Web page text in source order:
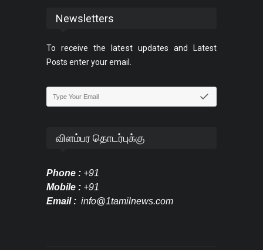
Newsletters
To receive the latest updates and Latest
Posts enter your email.
விளம்பர தொடர்புக்கு
Phone : +91
Mobile : +91
Email : info@1tamilnews.com